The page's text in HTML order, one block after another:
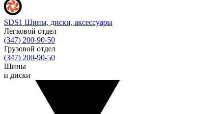
SDS1 Шины, диски, аксессуары
Легковой отдел
(347) 200-90-50
Грузовой отдел
(347) 200-90-50
Шины
и диски